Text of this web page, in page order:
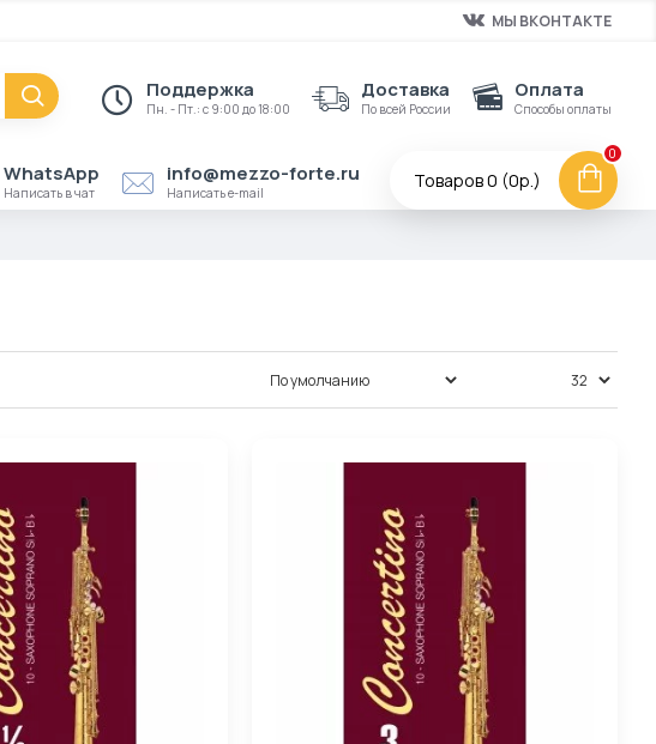
МЫ ВКОНТАКТЕ
Поддержка
Пн. - Пт.: с 9:00 до 18:00
Доставка
По всей России
Оплата
Способы оплаты
WhatsApp
Написать в чат
info@mezzo-forte.ru
Написать e-mail
Товаров 0 (0р.)
0